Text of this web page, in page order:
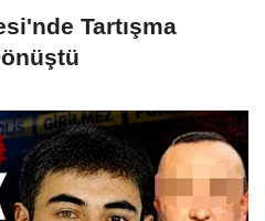
Tartışma